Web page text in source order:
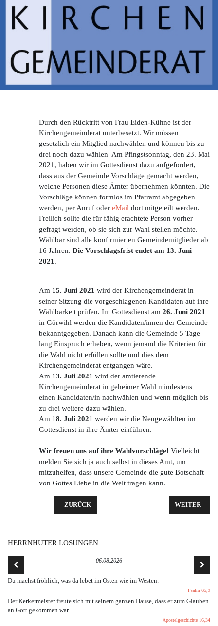
Durch den Rücktritt von Frau Eiden-Kühne ist der
Kirchengemeinderat unterbesetzt. Wir müssen
gesetzlich ein Mitglied nachwählen und können bis zu
drei noch dazu wählen. Am Pfingstsonntag, den 23. Mai
2021, haben wir im Gottesdienst dazu aufgefordert,
dass aus der Gemeinde Vorschläge gemacht werden,
welche Personen diese Ämter übernehmen könnten. Die
Vorschläge können formlos im Pfarramt abgegeben
werden, per Anruf oder eMail dort mitgeteilt werden.
Freilich sollte die für fähig erachtete Person vorher
gefragt werden, ob sie sich zur Wahl stellen möchte.
Wählbar sind alle konfirmierten Gemeindemitglieder ab
16 Jahren. Die Vorschlagsfrist endet am 13. Juni
2021 .
Am 15. Juni 2021 wird der Kirchengemeinderat in
seiner Sitzung die vorgeschlagenen Kandidaten auf ihre
Wählbarkeit prüfen. Im Gottesdienst am 26. Juni 2021
in Görwihl werden die Kandidaten/innen der Gemeinde
bekanntgegeben. Danach kann die Gemeinde 5 Tage
lang Einspruch erheben, wenn jemand die Kriterien für
die Wahl nicht erfüllen sollte und dies dem
Kirchengemeinderat entgangen wäre.
Am 13. Juli 2021 wird der amtierende
Kirchengemeinderat in geheimer Wahl mindestens
einen Kandidaten/in nachwählen und wenn möglich bis
zu drei weitere dazu wählen.
Am 18. Juli 2021 werden wir die Neugewählten im
Gottesdienst in ihre Ämter einführen.
Wir freuen uns auf ihre Wahlvorschläge! Vielleicht
melden Sie sich ja auch selbst in dieses Amt, um
mitzuhelfen, dass unsere Gemeinde die gute Botschaft
von Gottes Liebe in die Welt tragen kann.
VORHERIGER BEITRAG: KONFIRMATION 2021
ZURÜCK NÄCHSTER
WEITER
HERRNHUTER LOSUNGEN
06.08.2026
Du machst fröhlich, was da lebet im Osten wie im Westen.
Psalm 65,9
Der Kerkermeister freute sich mit seinem ganzen Hause, dass er zum Glauben
an Gott gekommen war.
Apostelgeschichte 16,34